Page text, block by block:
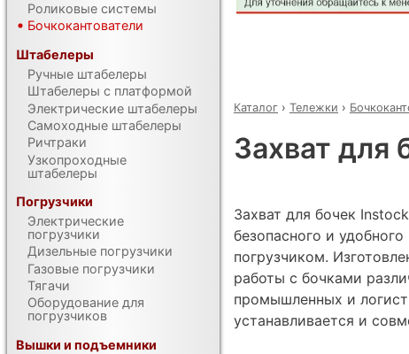
Каталог › Тележки ›
Захват для
Захват для бочек
безопасного и
погрузчиком.
работы с бочками
промышленных и
устанавливается и
Роликовые системы
Бочкокантователи
Штабелеры
Ручные штабелеры
Штабелеры с платформой
Электрические штабелеры
Самоходные штабелеры
Ричтраки
Узкопроходные
штабелеры
Погрузчики
Электрические
погрузчики
Дизельные погрузчики
Газовые погрузчики
Тягачи
Оборудование для
погрузчиков
Вышки и подъемники